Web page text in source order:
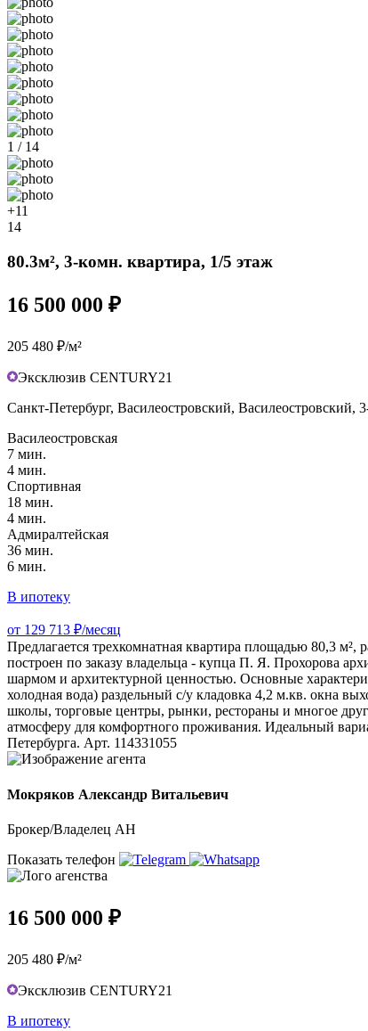
1 / 14
+11
14
80.3м², 3-комн. квартира, 1/5 этаж
16 500 000 ₽
205 480 ₽/м²
Эксклюзив CENTURY21
Санкт-Петербург, Василеостровский, Василеостровский,
Василеостровская
7 мин.
4 мин.
Спортивная
18 мин.
4 мин.
Адмиралтейская
36 мин.
6 мин.
В ипотеку
от 129 713 ₽/месяц
Предлагается трехкомнатная квартира площадью 80,3
построен по заказу владельца - купца П. Я. Прохорова
шармом и архитектурной ценностью. Основные
холодная вода) раздельный с/у кладовка 4,2 м.кв. окна
школы, торговые центры, рынки, рестораны и многое
атмосферу для комфортного проживания. Идеальный
Петербурга. Арт. 114331055
Мокряков Александр Витальевич
Брокер/Владелец АН
Показать телефон
16 500 000 ₽
205 480 ₽/м²
Эксклюзив CENTURY21
В ипотеку